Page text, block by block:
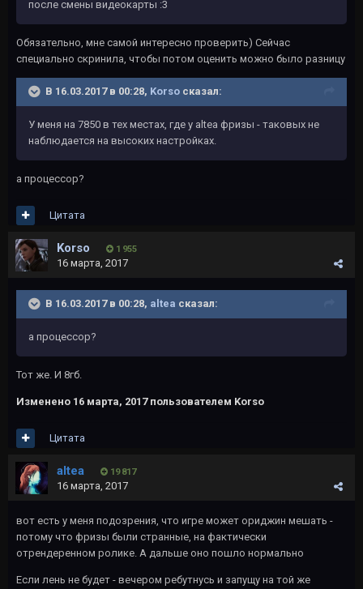
после смены видеокарты :3
Обязательно, мне самой интересно проверить) Сейчас
специально скринила, чтобы потом оценить можно было разницу
В 16.03.2017 в 00:28, Korso сказал:
У меня на 7850 в тех местах, где у altea фризы - таковых не
наблюдается на высоких настройках.
а процессор?
Цитата
Korso 1 955
16 марта, 2017
В 16.03.2017 в 00:28, altea сказал:
а процессор?
Тот же. И 8гб.
Изменено 16 марта, 2017пользователем Korso
Цитата
altea 19 817
16 марта, 2017
вот есть у меня подозрения, что игре может ориджин мешать -
потому что фризы были странные, на фактически
отрендеренном ролике. А дальше оно пошло нормально
Если лень не будет - вечером ребутнусь и запущу на той же